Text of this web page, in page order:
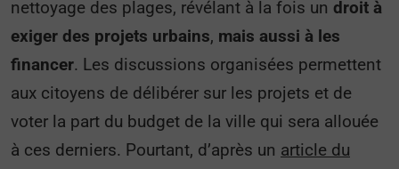
nettoyage des plages, révélant à la fois un droit à
exiger des projets urbains, mais aussi à les
financer. Les discussions organisées permettent
aux citoyens de délibérer sur les projets et de
voter la part du budget de la ville qui sera allouée
à ces derniers. Pourtant, d’après un article du